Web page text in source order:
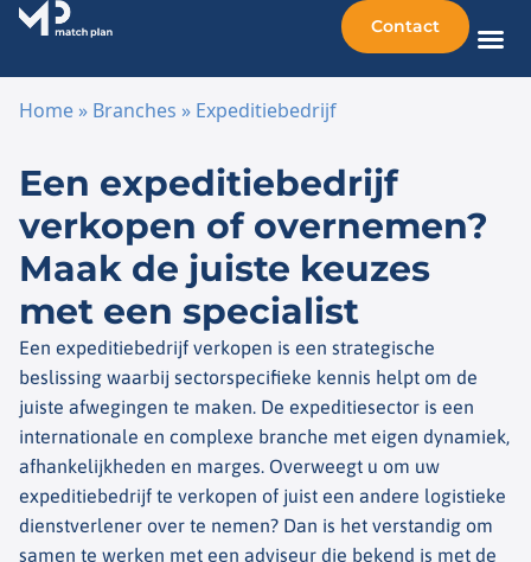
Contact
Home » Branches » Expeditiebedrijf
Een expeditiebedrijf
verkopen of overnemen?
Maak de juiste keuzes
met een specialist
Een expeditiebedrijf verkopen is een strategische
beslissing waarbij sectorspecifieke kennis helpt om de
juiste afwegingen te maken. De expeditiesector is een
internationale en complexe branche met eigen dynamiek,
afhankelijkheden en marges. Overweegt u om uw
expeditiebedrijf te verkopen of juist een andere logistieke
dienstverlener over te nemen? Dan is het verstandig om
samen te werken met een adviseur die bekend is met de